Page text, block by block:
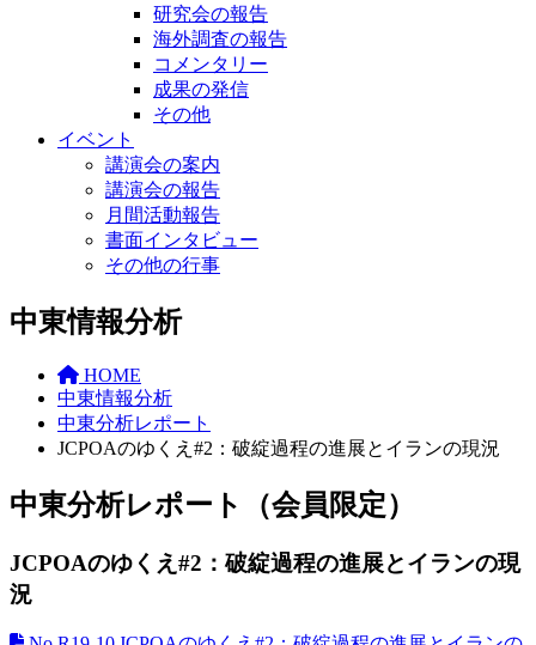
研究会の報告
海外調査の報告
コメンタリー
成果の発信
その他
イベント
講演会の案内
講演会の報告
月間活動報告
書面インタビュー
その他の行事
中東情報分析
HOME
中東情報分析
中東分析レポート
JCPOAのゆくえ#2：破綻過程の進展とイランの現況
中東分析レポート（会員限定）
JCPOAのゆくえ#2：破綻過程の進展とイランの現
況